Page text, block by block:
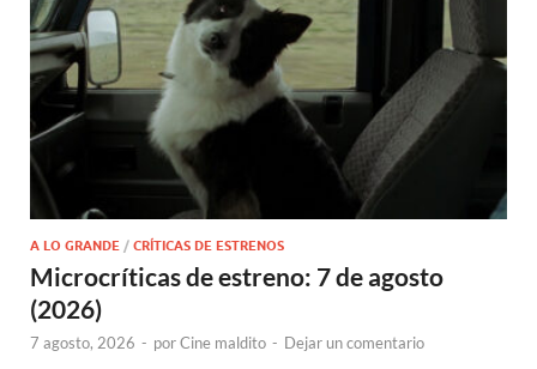
A LO GRANDE / CRÍTICAS DE ESTRENOS
Microcríticas de estreno: 7 de agosto
(2026)
7 agosto, 2026 - porCine maldito - Dejar un comentario